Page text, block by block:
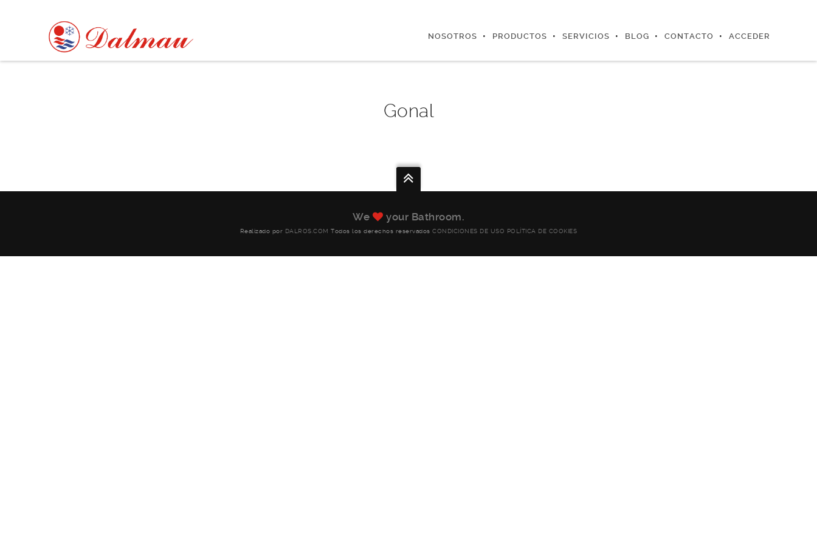
NOSOTROS PRODUCTOS SERVICIOS BLOG CONTACTO ACCEDER
Gonal
We your Bathroom.
Realizado por DALROS.COM Todos los derechos reservadosCONDICIONES DE USO POLÍTICA DE COOKIES